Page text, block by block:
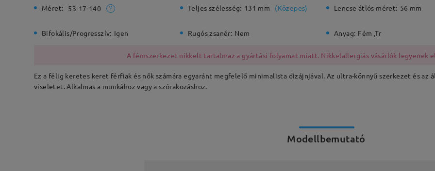
Méret: 53-17-140 Teljes szélesség: 131 mm (Közepes) Lencse átlós méret: 56 mm
Bifokális/Progresszív: Igen Rugós zsanér: Nem Anyag: Fém ,Tr
A fémszerkezet nikkelt tartalmaz a gyártási folyamat miatt. Nikkelallergiás vásárlók legyenek
Ez a félig keretes keret férfiak és nők számára egyaránt megfelelő minimalista dizájnjával. Az ultra-könnyű szerkezet és az
viseletet. Alkalmas a munkához vagy a szórakozáshoz.
Modellbemutató